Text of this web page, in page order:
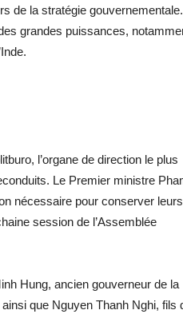
de la stratégie gouvernementale.
grandes puissances,
l’organe de direction le plus
Le Premier ministre
nécessaire pour conserver leurs
session de l’Assemblée
Hung, ancien gouverneur de la
que Nguyen Thanh Nghi, fils